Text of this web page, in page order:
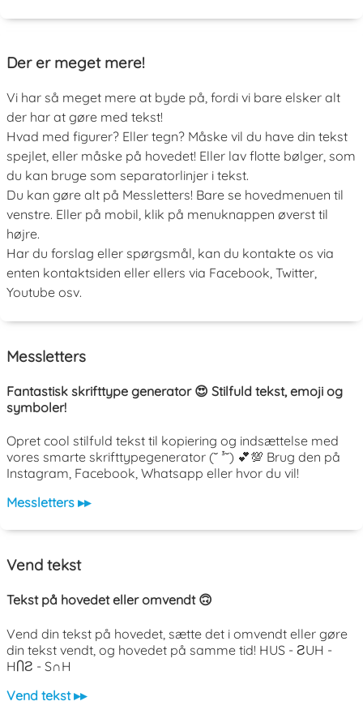
Der er meget mere!
Vi har så meget mere at byde på, fordi vi bare elsker alt
der har at gøre med tekst!
Hvad med figurer? Eller tegn? Måske vil du have din tekst
spejlet, eller måske på hovedet! Eller lav flotte bølger, som
du kan bruge som separatorlinjer i tekst.
Du kan gøre alt på Messletters! Bare se hovedmenuen til
venstre. Eller på mobil, klik på menuknappen øverst til
højre.
Har du forslag eller spørgsmål, kan du kontakte os via
enten kontaktsiden eller ellers via Facebook, Twitter,
Youtube osv.
Messletters
Fantastisk skrifttype generator 😍 Stilfuld tekst, emoji og
symboler!
Opret cool stilfuld tekst til kopiering og indsættelse med
vores smarte skrifttypegenerator (˘ ³˘) 💕💯 Brug den på
Instagram, Facebook, Whatsapp eller hvor du vil!
Messletters ▸▸
Vend tekst
Tekst på hovedet eller omvendt 🙃
Vend din tekst på hovedet, sætte det i omvendt eller gøre
din tekst vendt, og hovedet på samme tid! HUS - ƧUH -
HႶƧ - S∩H
Vend tekst ▸▸